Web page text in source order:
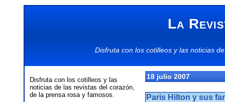
La
Disfruta con los cotilleosy las noticias
Disfruta con los cotilleos y las
noticias de las revistas del corazón,
de la prensa rosa y famosos.
18 julio 2007
Paris Hilton y sus